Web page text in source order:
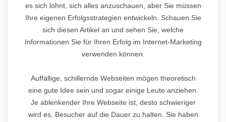
es sich lohnt, sich alles anzuschauen, aber Sie müssen
Ihre eigenen Erfolgsstrategien entwickeln. Schauen Sie
sich diesen Artikel an und sehen Sie, welche
Informationen Sie für Ihren Erfolg im Internet-Marketing
verwenden können.
Auffällige, schillernde Webseiten mögen theoretisch
eine gute Idee sein und sogar einige Leute anziehen.
Je ablenkender Ihre Webseite ist, desto schwieriger
wird es, Besucher auf die Dauer zu halten. Sie haben